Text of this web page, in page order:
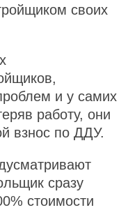
своих
и у самих
работу, они
взнос по ДДУ.
сразу
стоимости